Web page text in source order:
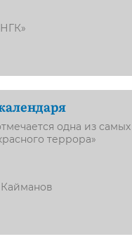
одна из
террора»